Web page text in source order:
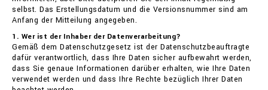
selbst. Das Erstellungsdatum und die Versionsnummer sind am
Anfang der Mitteilung angegeben.
1. Wer ist der Inhaber der Datenverarbeitung?
Gemäß dem Datenschutzgesetz ist der Datenschutzbeauftragte
dafür verantwortlich, dass Ihre Daten sicher aufbewahrt werden,
dass Sie genaue Informationen darüber erhalten, wie Ihre Daten
verwendet werden und dass Ihre Rechte bezüglich Ihrer Daten